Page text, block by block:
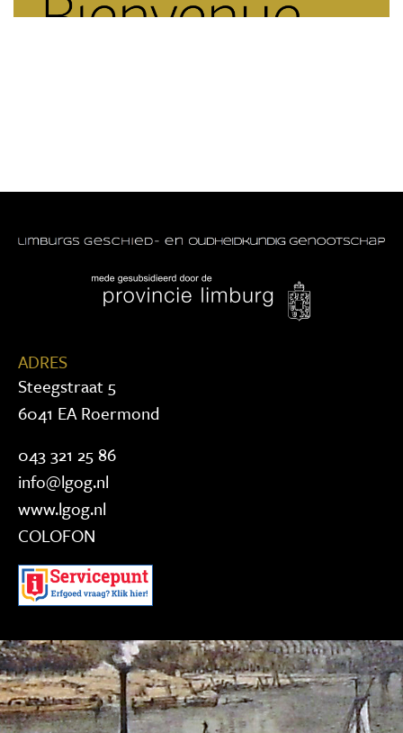
ADRES
Steegstraat 5
6041 EA Roermond
043 321 25 86
info@lgog.nl
www.lgog.nl
COLOFON